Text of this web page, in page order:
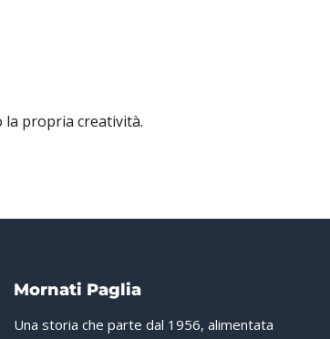
propria creatività.
Mornati Paglia
Una storia che parte dal 1956, alimentata